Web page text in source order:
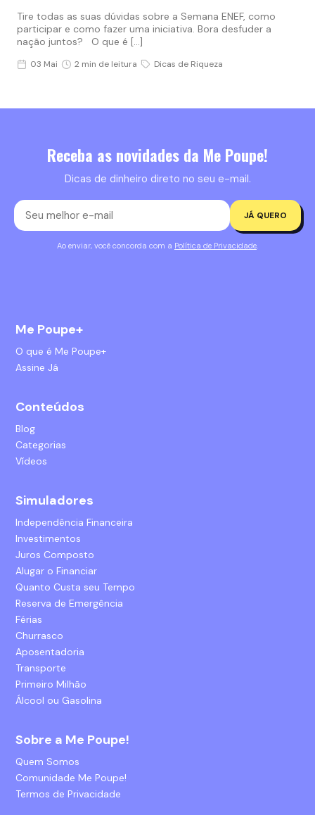
Tire todas as suas dúvidas sobre a Semana ENEF, como
participar e como fazer uma iniciativa. Bora desfuder a
nação juntos? O que é […]
03 Mai 2 min de leitura Dicas de Riqueza
Receba as novidades da Me Poupe!
Dicas de dinheiro direto no seu e-mail.
JÁ QUERO
Ao enviar, você concorda com a Política de Privacidade
Me Poupe+
O que é Me Poupe+
Assine Já
Conteúdos
Blog
Categorias
Vídeos
Simuladores
Independência Financeira
Investimentos
Juros Composto
Alugar o Financiar
Quanto Custa seu Tempo
Reserva de Emergência
Férias
Churrasco
Aposentadoria
Transporte
Primeiro Milhão
Álcool ou Gasolina
Sobre a Me Poupe!
Quem Somos
Comunidade Me Poupe!
Termos de Privacidade